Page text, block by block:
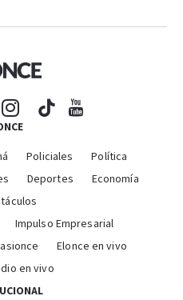
Policiales
Política
Deportes
Economía
Impulso Empresarial
Elonce en vivo
en vivo